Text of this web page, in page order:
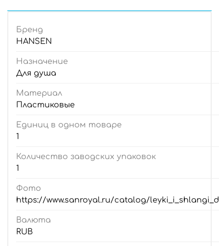
Бренд
HANSEN
Назначение
Для душа
Материал
Пластиковые
Единиц в одном товаре
1
Количество заводских упаковок
1
Фото
https://www.sanroyal.ru/catalog/
Валюта
RUB